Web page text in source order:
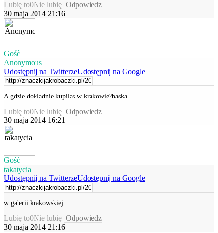
Lubię to0Nie lubię Odpowiedz
30 maja 2014 21:16
Gość
Anonymous
Udostępnij na TwitterzeUdostępnij na Google
A gdzie dokladnie kupilas w krakowie?baska
Lubię to0Nie lubię Odpowiedz
30 maja 2014 16:21
Gość
takatycia
Udostępnij na TwitterzeUdostępnij na Google
w galerii krakowskiej
Lubię to0Nie lubię Odpowiedz
30 maja 2014 21:16